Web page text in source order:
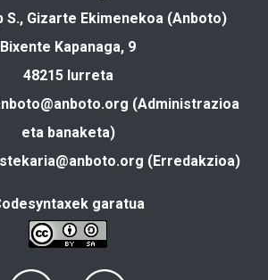
S., Gizarte Ekimenekoa (Anboto)
Bixente Kapanaga, 9
48215 Iurreta
(Administrazioa
eta banaketa)
(Erredakzioa)
garatua